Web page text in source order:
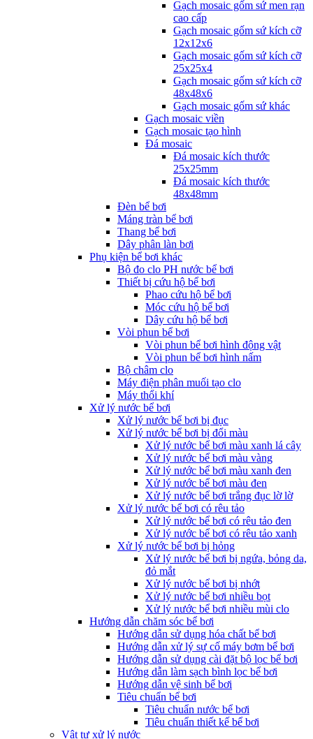
Gạch mosaic gốm sứ men rạn
cao cấp
Gạch mosaic gốm sứ kích cỡ
12x12x6
Gạch mosaic gốm sứ kích cỡ
25x25x4
Gạch mosaic gốm sứ kích cỡ
48x48x6
Gạch mosaic gốm sứ khác
Gạch mosaic viền
Gạch mosaic tạo hình
Đá mosaic
Đá mosaic kích thước
25x25mm
Đá mosaic kích thước
48x48mm
Đèn bể bơi
Máng tràn bể bơi
Thang bể bơi
Dây phân làn bơi
Phụ kiện bể bơi khác
Bộ đo clo PH nước bể bơi
Thiết bị cứu hộ bể bơi
Phao cứu hộ bể bơi
Móc cứu hộ bể bơi
Dây cứu hộ bể bơi
Vòi phun bể bơi
Vòi phun bể bơi hình động vật
Vòi phun bể bơi hình nấm
Bộ châm clo
Máy điện phân muối tạo clo
Máy thổi khí
Xử lý nước bể bơi
Xử lý nước bể bơi bị đục
Xử lý nước bể bơi bị đổi màu
Xử lý nước bể bơi màu xanh lá cây
Xử lý nước bể bơi màu vàng
Xử lý nước bể bơi màu xanh đen
Xử lý nước bể bơi màu đen
Xử lý nước bể bơi trắng đục lờ lờ
Xử lý nước bể bơi có rêu tảo
Xử lý nước bể bơi có rêu tảo đen
Xử lý nước bể bơi có rêu tảo xanh
Xử lý nước bể bơi bị hỏng
Xử lý nước bể bơi bị ngứa, bỏng da,
đỏ mắt
Xử lý nước bể bơi bị nhớt
Xử lý nước bể bơi nhiều bọt
Xử lý nước bể bơi nhiều mùi clo
Hướng dẫn chăm sóc bể bơi
Hướng dẫn sử dụng hóa chất bể bơi
Hướng dẫn xử lý sự cố máy bơm bể bơi
Hướng dẫn sử dụng cài đặt bộ lọc bể bơi
Hướng dẫn làm sạch bình lọc bể bơi
Hướng dẫn vệ sinh bể bơi
Tiêu chuẩn bể bơi
Tiêu chuẩn nước bể bơi
Tiêu chuẩn thiết kế bể bơi
Vật tư xử lý nước